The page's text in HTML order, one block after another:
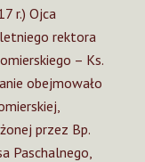
r.) Ojca
rektora
– Ks.
obejmowało
przez Bp.
Paschalnego,